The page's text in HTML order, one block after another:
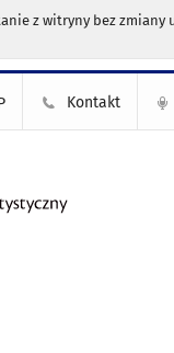
z witryny bez zmiany
Kontakt